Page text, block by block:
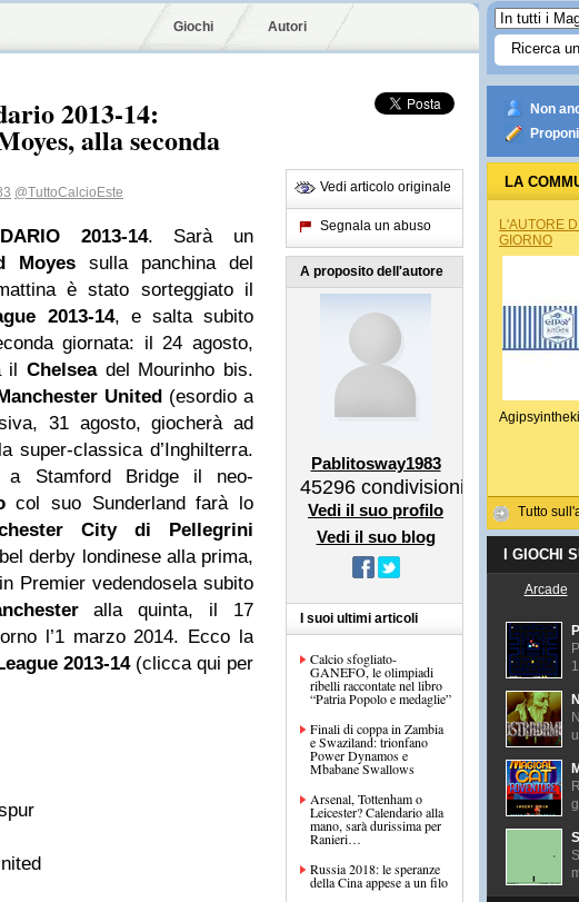
Giochi Autori
2013-14:
alla seconda
@TuttoCalcioEste
2013-14. Sarà un
Moyes sulla panchina del
è stato sorteggiato il
2013-14, e salta subito
giornata: il 24 agosto,
il Chelseadel Mourinho bis.
United (esordio a
31 agosto, giocherà ad
super-classica d’Inghilterra.
a Stamford Bridge il neo-
col suo Sunderland farà lo
City di Pellegrini
derby londinese alla prima,
Premier vedendosela subito
alla quinta, il 17
l’1 marzo 2014. Ecco la
2013-14(clicca qui per
Vedi articolo originale
Segnala un abuso
A proposito dell'autore
Pablitosway1983
45296 condivisioni
Vedi il suo profilo
Vedi il suo blog
I suoi ultimi articoli
Calcio sfogliato-
GANEFO, le olimpiadi
ribelli raccontate nel libro
“Patria Popolo e medaglie”
Finali di coppa in Zambia
e Swaziland: trionfano
Power Dynamos e
Mbabane Swallows
Arsenal, Tottenham o
Leicester? Calendario alla
mano, sarà durissima per
Ranieri…
Russia 2018: le speranze
della Cina appese a un filo
Non
LA
L'AUTORE
GIORNO
Tutto
I GIOCHI
Arcade